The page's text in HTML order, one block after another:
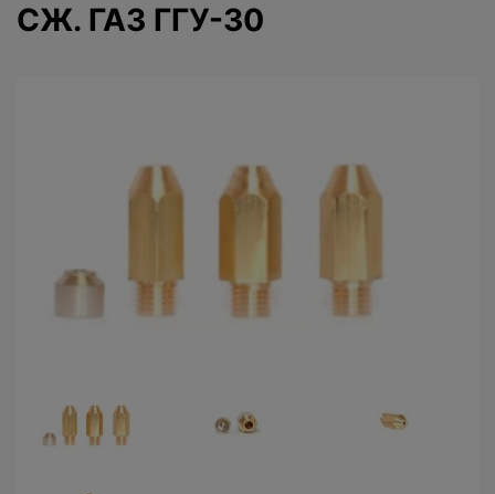
СЖ. ГАЗ ГГУ-30